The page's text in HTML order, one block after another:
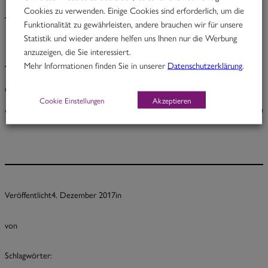
The great Rupert
The great Rupert
Cheddar, Feta-Walnuss, Apfelchutney, Tomate & Rucola
A, F, G, H 5,00
Veröffentlicht4. Dezember 2017in
von
Schlagwörter:
Cookies zu verwenden. Einige Cookies sind erforderlich, um die
Funktionalität zu gewährleisten, andere brauchen wir für unsere
Statistik und wieder andere helfen uns Ihnen nur die Werbung
anzuzeigen, die Sie interessiert.
Mehr Informationen finden Sie in unsererDatenschutzerklärung.
Cookie Einstellungen Akzeptieren